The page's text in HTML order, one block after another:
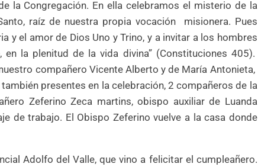
la Congregación. En ella celebramos el misterio de la
raíz de nuestra propia vocación misionera. Pues
y el amor de Dios Uno y Trino, y a invitar a los hombres
la plenitud de la vida divina” (Constituciones 405).
compañero Vicente Alberto y de María Antonieta,
presentes en la celebración, 2 compañeros de la
Zeferino Zeca martins, obispo auxiliar de Luanda
de trabajo. El Obispo Zeferino vuelve a la casa donde
Adolfo del Valle, que vino a felicitar el cumpleañero.